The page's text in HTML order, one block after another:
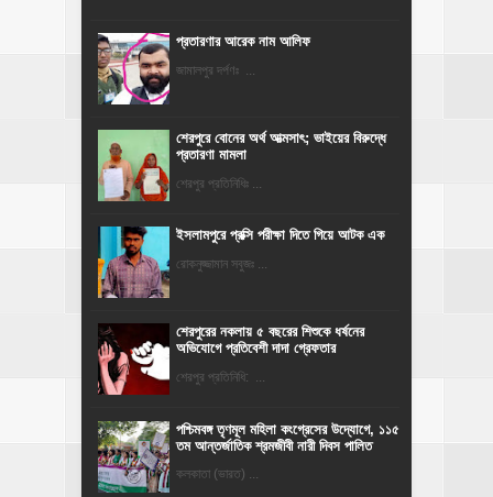
প্রতারণার আরেক নাম আলিফ
জামালপুর দর্পণঃ ...
শেরপুরে বোনের অর্থ আত্মসাৎ; ভাইয়ের বিরুদ্ধে
প্রতারণা মামলা
শেরপুর প্রতিনিধিঃ ...
ইসলামপুরে প্রক্সি পরীক্ষা দিতে গিয়ে আটক এক
রোকনুজ্জামান সবুজঃ ...
শেরপুরের নকলায় ৫ বছরের শিশুকে ধর্ষনের
অভিযোগে প্রতিবেশী দাদা গ্রেফতার
শেরপুর প্রতিনিধি: ...
পশ্চিমবঙ্গ তৃণমূল মহিলা কংগ্রেসের উদ্যোগে, ১১৫
তম আন্তর্জাতিক শ্রমজীবী নারী দিবস পালিত
কলকাতা (ভারত) ...